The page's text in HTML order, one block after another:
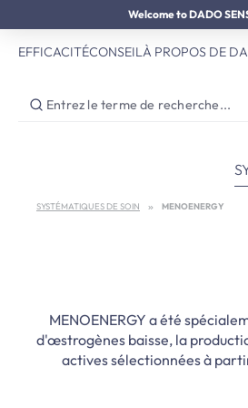
au contenu principal
Passer à la recherche
Passer à la navigation principale
Welcome to DADO
SOLDES D'ÉTÉ :jusqu'à 50%
EFFICACITÉCONSEILÀ PROPOS DE
SYSTÉMATIQUES DE SOIN MENOENERGY
MENOENERGY a été
d'œstrogènes baisse, la
actives sélectionnées à